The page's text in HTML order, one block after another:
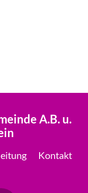
A.B. u.
Kontakt